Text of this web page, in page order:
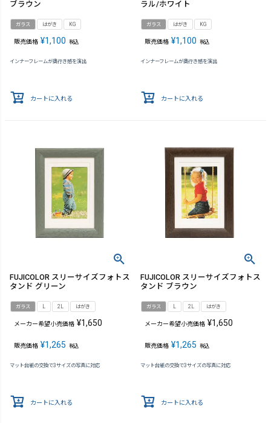
ブラウン
ガラス はがき KG
販売価格 ¥1,100 税込
インナーフレームが奥行き感を演出
カートに入れる
ラル/ホワイト
ガラス はがき KG
販売価格 ¥1,100 税込
インナーフレームが奥行き感を演出
カートに入れる
FUJICOLOR スリーサイズフォトス
タンド グリーン
ガラス L 2L はがき
メーカー希望小売価格 ¥1,650
販売価格 ¥1,265 税込
マット台紙の交換で3サイズの写真に対応
カートに入れる
FUJICOLOR スリーサイズフォトス
タンド ブラウン
ガラス L 2L はがき
メーカー希望小売価格 ¥1,650
販売価格 ¥1,265 税込
マット台紙の交換で3サイズの写真に対応
カートに入れる